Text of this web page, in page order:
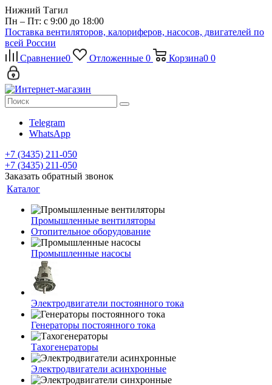
Нижний Тагил
Пн – Пт: с 9:00 до 18:00
Поставка вентиляторов, калориферов, насосов, двигателей по
всей России
Сравнение0 Отложенные 0 Корзина0 0
Telegram
WhatsApp
+7 (3435) 211-050
+7 (3435) 211-050
Заказать обратный звонок
Каталог
Промышленные вентиляторы
Отопительное оборудование
Промышленные насосы
Электродвигатели постоянного тока
Генераторы постоянного тока
Тахогенераторы
Электродвигатели асинхронные